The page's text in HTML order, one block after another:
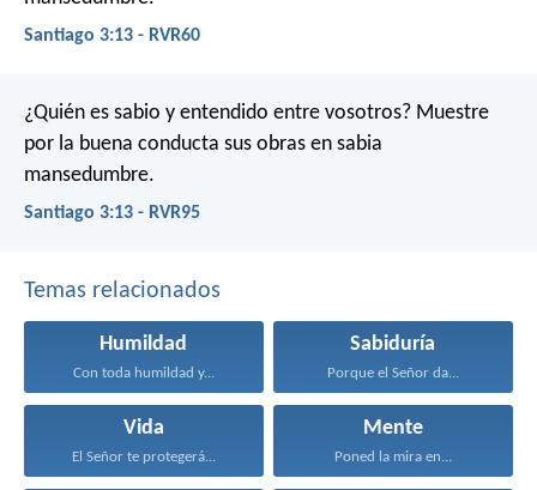
Santiago 3:13 - RVR60
¿Quién es sabio y entendido entre vosotros? Muestre
por la buena conducta sus obras en sabia
mansedumbre.
Santiago 3:13 - RVR95
Temas relacionados
Humildad
Con toda humildad y...
Sabiduría
Porque el Señor da...
Vida
El Señor te protegerá...
Mente
Poned la mira en...